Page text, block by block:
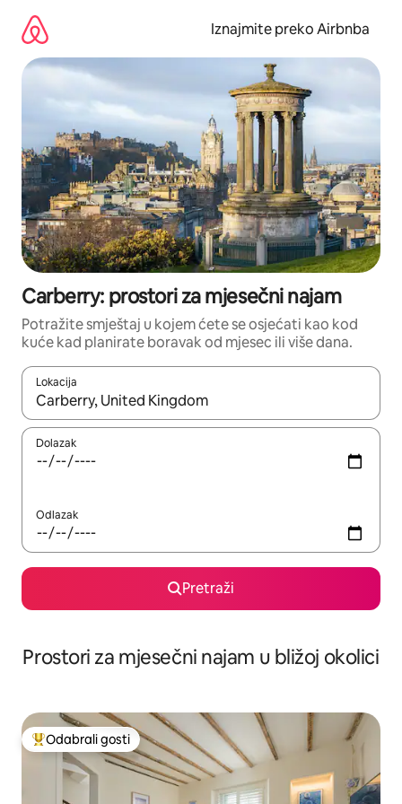
sadržaj
Iznajmite preko Airbnba
Carberry: prostori za mjesečni najam
Potražite smještaj u kojem ćete se osjećati kao kod
kuće kad planirate boravak od mjesec ili više dana.
Lokacija
Kada budu dostupni rezultati, moći ćete ih pregledati
Dolazak
Odlazak
Pretraži
Prostori za mjesečni najam u bližoj okolici
Među najviše rangiranima s oznakom „Odabrali gosti”
Odabrali gosti